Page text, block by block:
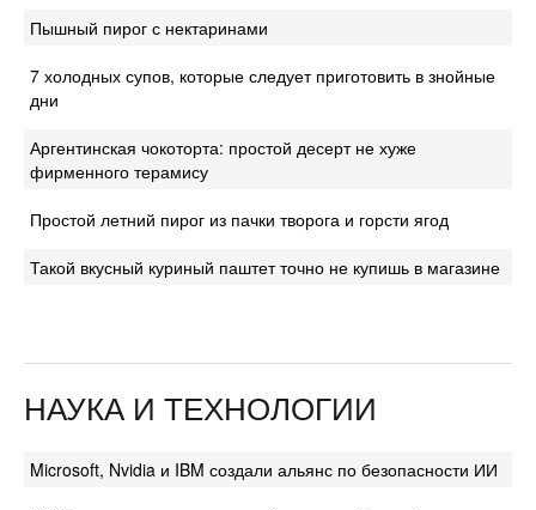
Пышный пирог с нектаринами
7 холодных супов, которые следует приготовить в знойные
дни
Аргентинская чокоторта: простой десерт не хуже
фирменного терамису
Простой летний пирог из пачки творога и горсти ягод
Такой вкусный куриный паштет точно не купишь в магазине
НАУКА И ТЕХНОЛОГИИ
Microsoft, Nvidia и IBM создали альянс по безопасности ИИ